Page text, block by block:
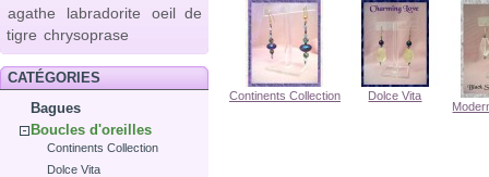
agathe labradorite
oeil de
tigre chrysoprase
CATÉGORIES
Bagues
Boucles d'oreilles
Continents Collection
Dolce Vita
Continents Collection
Dolce Vita